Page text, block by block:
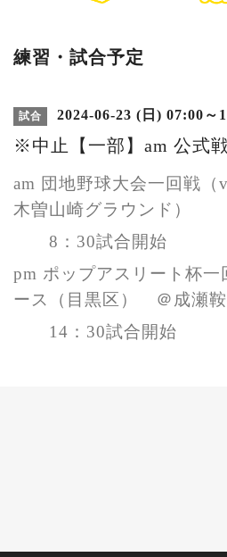
練習・試合予定
試合 2024-06-23 (日) 07:00～
※中止【一部】am 公式
am 団地野球大会一回戦
木曽山崎グラウンド）
8：30試合開始
pm ポップアスリート杯一
ース（目黒区） ＠成瀬鞍
14：30試合開始